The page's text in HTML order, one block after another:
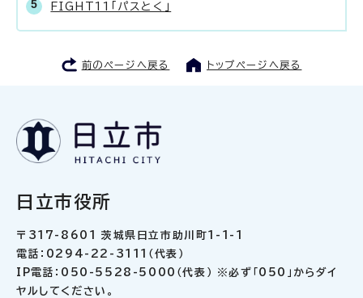
FIGHT11「パスとく」
前のページへ戻る トップページへ戻る
日立市役所
〒317-8601 茨城県日立市助川町1-1-1
電話：0294-22-3111（代表）
IP電話：050-5528-5000（代表） ※必ず「050」からダイ
ヤルしてください。